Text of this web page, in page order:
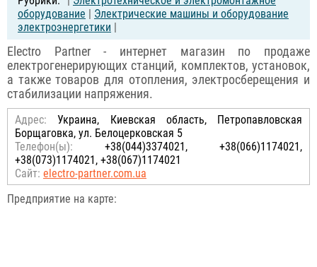
оборудование | Электрические машины и оборудование
электроэнергетики |
Electro Partner - интернет магазин по продаже
електрогенерирующих станций, комплектов, установок,
а также товаров для отопления, электросберещения и
стабилизации напряжения.
Адрес: Украина, Киевская область, Петропавловская
Борщаговка, ул. Белоцерковская 5
Телефон(ы): +38(044)3374021, +38(066)1174021,
+38(073)1174021, +38(067)1174021
Сайт: electro-partner.com.ua
Предприятие на карте: